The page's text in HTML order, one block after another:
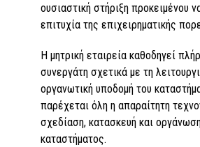
ουσιαστική στήριξη προκειμένου
επιτυχία της επιχειρηματικής
Η μητρική εταιρεία καθοδηγεί
συνεργάτη σχετικά με τη
οργανωτική υποδομή του
παρέχεται όλη η απαραίτητη
σχεδίαση, κατασκευή και
καταστήματος.